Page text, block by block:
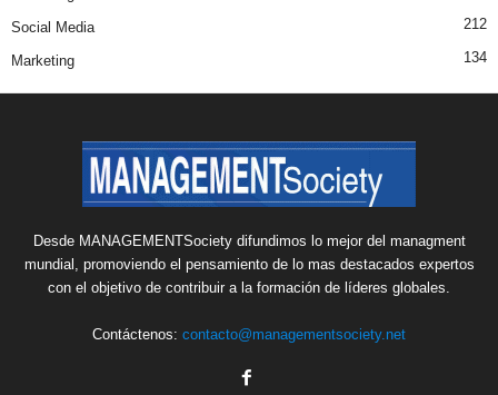
Social Media 212
Marketing 134
Desde MANAGEMENTSociety difundimos lo mejor del managment
mundial, promoviendo el pensamiento de lo mas destacados expertos
con el objetivo de contribuir a la formación de líderes globales.
Contáctenos: contacto@managementsociety.net